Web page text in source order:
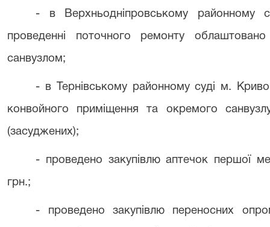
- в Верхньодніпровському районному
проведенні поточного ремонту
санвузлом;
- в Тернівському районному суді м.
конвойного приміщення та окремого
(засуджених);
- проведено закупівлю аптечок першої
грн.;
- проведено закупівлю переносних